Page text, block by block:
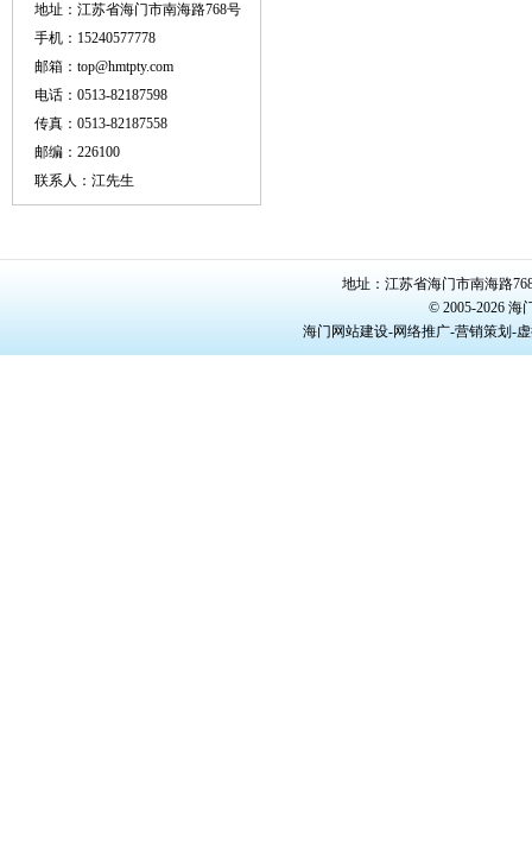
地址：江苏省海门市南海路768号
手机：15240577778
邮箱：top@hmtpty.com
电话：0513-82187598
传真：0513-82187558
邮编：226100
联系人：江先生
地址：江苏省海门市南海路
© 2005-2026
海门网站建设-网络推广-营销策划-